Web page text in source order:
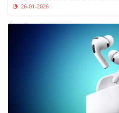
26-01-2026